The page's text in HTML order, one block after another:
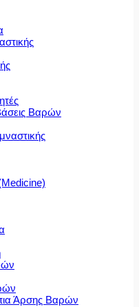
Βαρών
Άρσης Βαρών